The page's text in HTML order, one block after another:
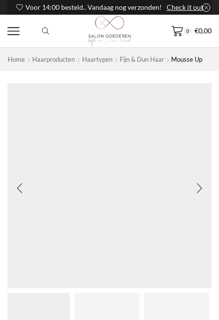
Voor 14:00 besteld.. Vandaag nog verzonden! Check it out
0 €0,00
Home Haarproducten Haartypen Fijn & Dun Haar Mousse Up